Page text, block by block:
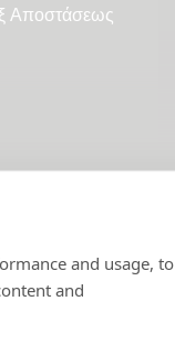
and usage, to
and
Αποστάσεως